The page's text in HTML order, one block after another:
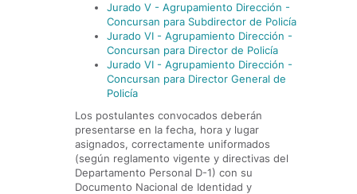
Jurado V - Agrupamiento Dirección -
Concursan para Subdirector de Policía
Jurado VI - Agrupamiento Dirección -
Concursan para Director de Policía
Jurado VI - Agrupamiento Dirección -
Concursan para Director General de
Policía
Los postulantes convocados deberán
presentarse en la fecha, hora y lugar
asignados, correctamente uniformados
(según reglamento vigente y directivas del
Departamento Personal D-1) con su
Documento Nacional de Identidad y